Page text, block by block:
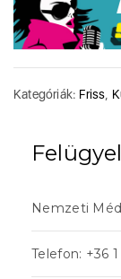
Kategóriák: Friss
Nemzeti
Telefon: +36